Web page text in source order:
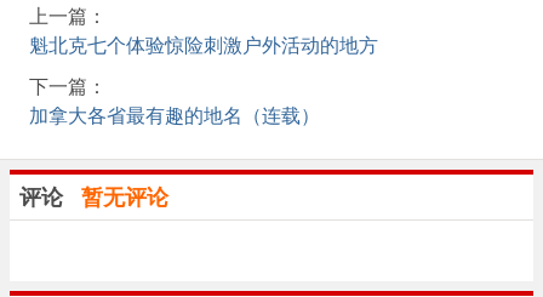
上一篇：
魁北克七个体验惊险刺激户外活动的地方
下一篇：
加拿大各省最有趣的地名（连载）
评论 暂无评论